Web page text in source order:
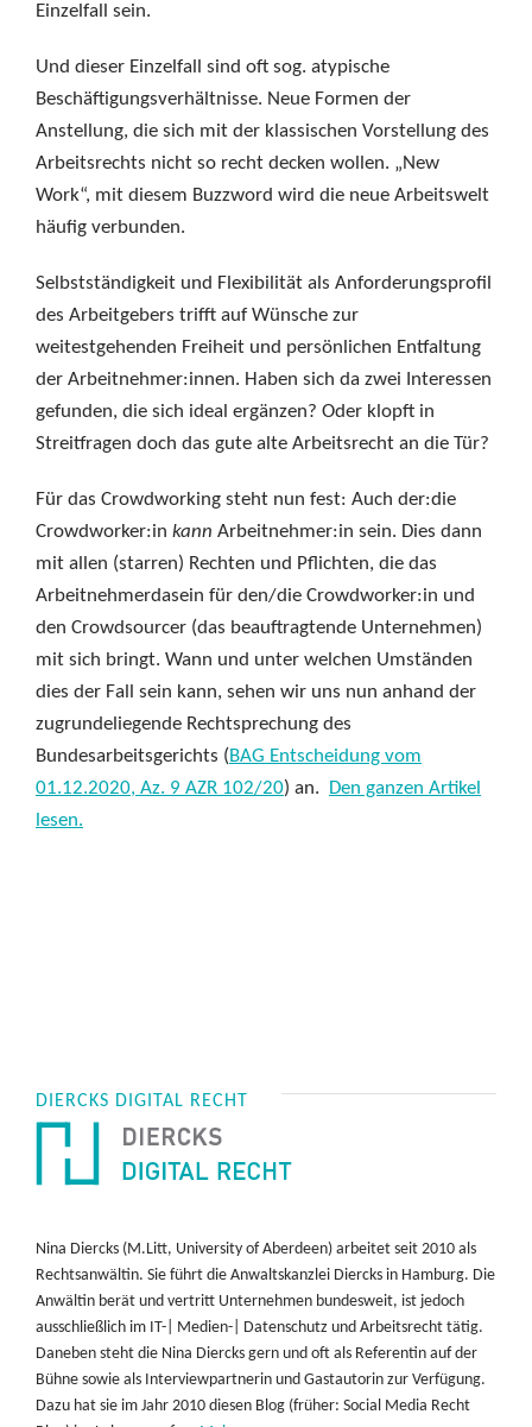
Einzelfall sein.
Und dieser Einzelfall sind oft sog. atypische
Beschäftigungsverhältnisse. Neue Formen der
Anstellung, die sich mit der klassischen Vorstellung des
Arbeitsrechts nicht so recht decken wollen. „New
Work“, mit diesem Buzzword wird die neue Arbeitswelt
häufig verbunden.
Selbstständigkeit und Flexibilität als Anforderungsprofil
des Arbeitgebers trifft auf Wünsche zur
weitestgehenden Freiheit und persönlichen Entfaltung
der Arbeitnehmer:innen. Haben sich da zwei Interessen
gefunden, die sich ideal ergänzen? Oder klopft in
Streitfragen doch das gute alte Arbeitsrecht an die Tür?
Für das Crowdworking steht nun fest: Auch der:die
Crowdworker:in kann Arbeitnehmer:in sein. Dies dann
mit allen (starren) Rechten und Pflichten, die das
Arbeitnehmerdasein für den/die Crowdworker:in und
den Crowdsourcer (das beauftragtende Unternehmen)
mit sich bringt. Wann und unter welchen Umständen
dies der Fall sein kann, sehen wir uns nun anhand der
zugrundeliegende Rechtsprechung des
Bundesarbeitsgerichts (BAG Entscheidung vom
01.12.2020, Az. 9 AZR 102/20) an.
Den ganzen Artikel
lesen.
DIERCKS DIGITAL RECHT
Nina Diercks (M.Litt, University of Aberdeen) arbeitet seit 2010 als
Rechtsanwältin. Sie führt die Anwaltskanzlei Diercks in Hamburg. Die
Anwältin berät und vertritt Unternehmen bundesweit, ist jedoch
ausschließlich im IT-| Medien-| Datenschutz und Arbeitsrecht tätig.
Daneben steht die Nina Diercks gern und oft als Referentin auf der
Bühne sowie als Interviewpartnerin und Gastautorin zur Verfügung.
Dazu hat sie im Jahr 2010 diesen Blog (früher: Social Media Recht